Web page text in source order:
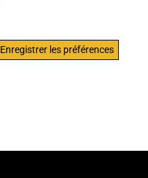
Enregistrer les préférences